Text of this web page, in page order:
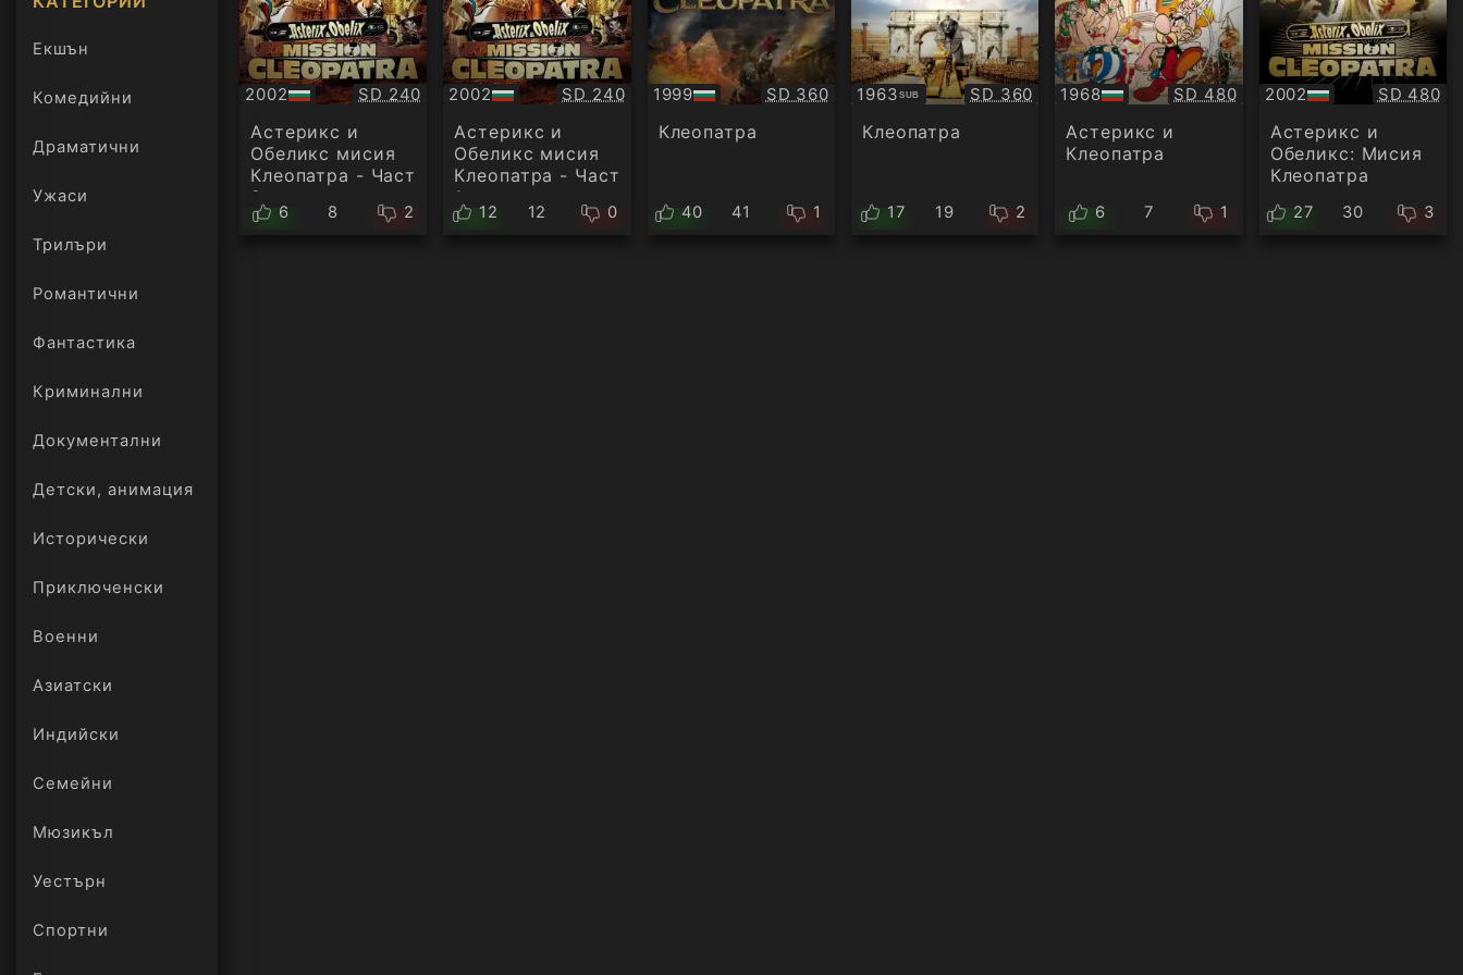
Екшън
Комедийни
Драматични
Ужаси
Трилъри
онлайн
Романтични
Фантастика
Криминални
Документални
Детски, анимация
Исторически
Приключенски
Военни
Азиатски
Индийски
Семейни
Мюзикъл
Уестърн
Спортни
2002
БГ
аудио
Качество:
SD 240
Астерикс и
Обеликс мисия
Клеопатра - Част
2
6 8 2
2002
БГ
аудио
Качество:
SD 240
Астерикс и
Обеликс мисия
Клеопатра - Част
1
12 12 0
1999
БГ
аудио
Качество:
SD 360
Клеопатра
40 41 1
1963SUB
Субтитри Качество:
SD 360
Клеопатра
17 19 2
1968
БГ
аудио
Качество:
SD 480
Астерикс и
Клеопатра
6 7 1
2002
БГ
аудио
SD 480
Астерикс и
Обеликс: Мисия
Клеопатра
27 30 3